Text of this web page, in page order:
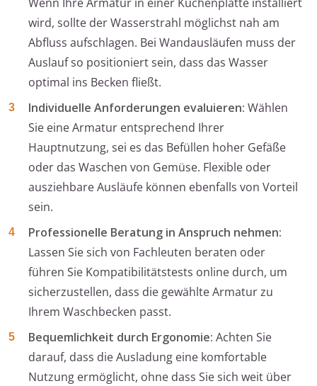
wird, sollte der Wasserstrahl möglichst nah am
Abfluss aufschlagen. Bei Wandausläufen muss der
Auslauf so positioniert sein, dass das Wasser
optimal ins Becken fließt.
Individuelle Anforderungen evaluieren: Wählen
Sie eine Armatur entsprechend Ihrer
Hauptnutzung, sei es das Befüllen hoher Gefäße
oder das Waschen von Gemüse. Flexible oder
ausziehbare Ausläufe können ebenfalls von Vorteil
sein.
Professionelle Beratung in Anspruch nehmen:
Lassen Sie sich von Fachleuten beraten oder
führen Sie Kompatibilitätstests online durch, um
sicherzustellen, dass die gewählte Armatur zu
Ihrem Waschbecken passt.
Bequemlichkeit durch Ergonomie: Achten Sie
darauf, dass die Ausladung eine komfortable
Nutzung ermöglicht, ohne dass Sie sich weit über